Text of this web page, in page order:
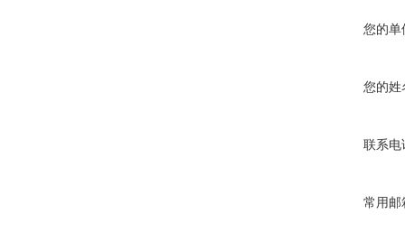
您的单
您的姓
联系电
常用邮